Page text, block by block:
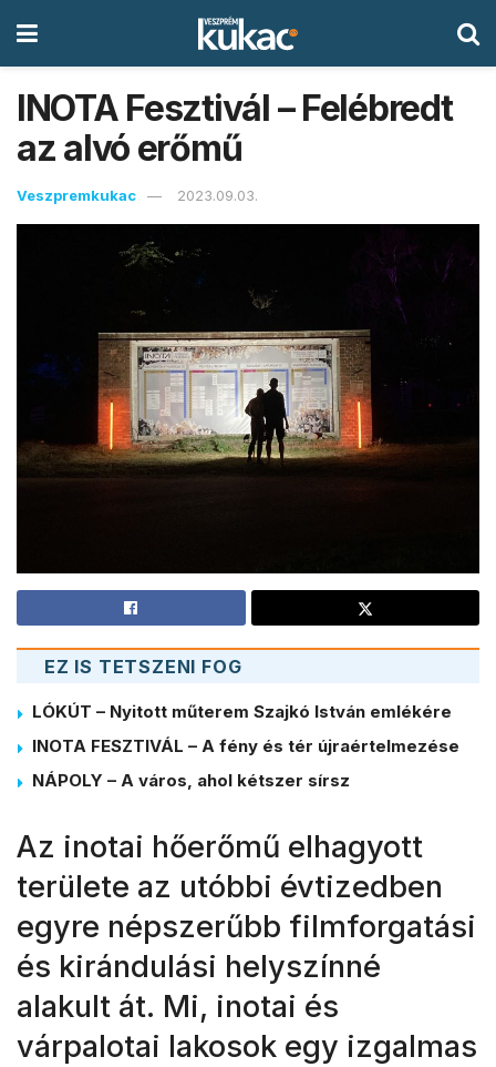
INOTA Fesztivál – Felébredt
az alvó erőmű
Veszpremkukac 2023.09.03.
EZ IS TETSZENI FOG
LÓKÚT – Nyitott műterem Szajkó István emlékére
INOTA FESZTIVÁL – A fény és tér újraértelmezése
NÁPOLY – A város, ahol kétszer sírsz
Az inotai hőerőmű elhagyott
területe az utóbbi évtizedben
egyre népszerűbb filmforgatási
és kirándulási helyszínné
alakult át. Mi, inotai és
várpalotai lakosok egy izgalmas